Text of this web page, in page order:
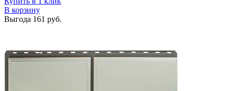
В корзину
Выгода 161 руб.